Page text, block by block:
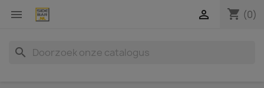
 shopping_cart (0)

search